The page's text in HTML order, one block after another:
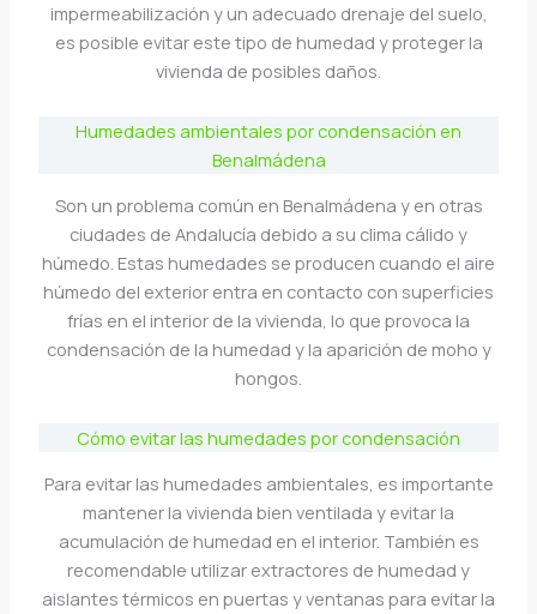
impermeabilización y un adecuado drenaje del suelo,
es posible evitar este tipo de humedad y proteger la
vivienda de posibles daños.
Humedades ambientales por condensación en
Benalmádena
Son un problema común en Benalmádena y en otras
ciudades de Andalucía debido a su clima cálido y
húmedo. Estas humedades se producen cuando el aire
húmedo del exterior entra en contacto con superficies
frías en el interior de la vivienda, lo que provoca la
condensación de la humedad y la aparición de moho y
hongos.
Cómo evitar las humedades por condensación
Para evitar las humedades ambientales, es importante
mantener la vivienda bien ventilada y evitar la
acumulación de humedad en el interior. También es
recomendable utilizar extractores de humedad y
aislantes térmicos en puertas y ventanas para evitar la